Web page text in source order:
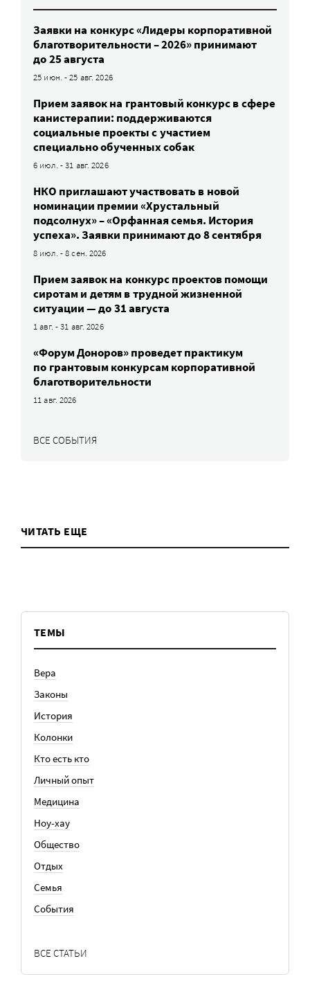
Заявки на конкурс «Лидеры корпоративной
благотворительности – 2026» принимают
до 25 августа
25 июн. - 25 авг. 2026
Прием заявок на грантовый конкурс в сфере
канистерапии: поддерживаются
социальные проекты с участием
специально обученных собак
6 июл. - 31 авг. 2026
НКО приглашают участвовать в новой
номинации премии «Хрустальный
подсолнух» – «Орфанная семья. История
успеха». Заявки принимают до 8 сентября
8 июл. - 8 сен. 2026
Прием заявок на конкурс проектов помощи
сиротам и детям в трудной жизненной
ситуации — до 31 августа
1 авг. - 31 авг. 2026
«Форум Доноров» проведет практикум
по грантовым конкурсам корпоративной
благотворительности
11 авг. 2026
ВСЕ СОБЫТИЯ
ЧИТАТЬ ЕЩЕ
ТЕМЫ
Вера
Законы
История
Колонки
Кто есть кто
Личный опыт
Медицина
Ноу-хау
Общество
Отдых
Семья
События
ВСЕ СТАТЬИ